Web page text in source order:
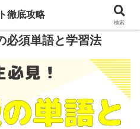
必須単語と学習法
徹底攻略
検索